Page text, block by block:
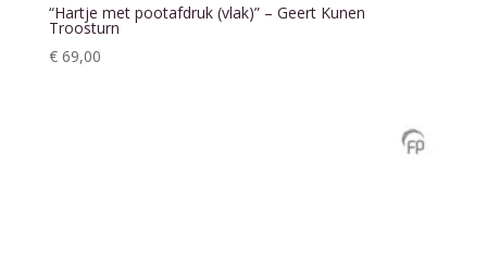
“Hartje met pootafdruk (vlak)” – Geert Kunen
Troosturn
€69,00